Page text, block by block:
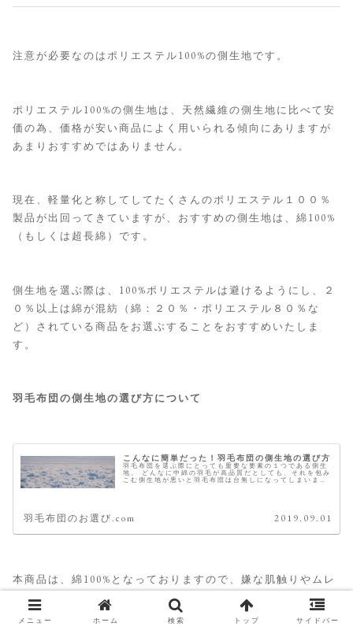
注意が必要なのはポリエステル100%の側生地です。
ポリエステル100%の側生地は、天然繊維の側生地に比べて安
価の為、価格が安い商品によく用いられる傾向にありますが
あまりおすすめではありません。
現在、軽量化と称してしてたくさんのポリエステル１００％
製品が出回ってきていますが、おすすめの側生地は、綿100%
（もしくは超長綿）です。
側生地を選ぶ際は、100%ポリエステルは避けるようにし、２
０％以上は綿が混紡（綿：２０％・ポリエステル８０％な
ど）されている商品をお選ぶすることをおすすめいたしま
す。
羽毛布団の側生地の選び方について
こんなに簡単だった！羽毛布団の側生地の選び方
羽毛布団を選ぶ際にとっても重要な要素の１つである側生
地。 どんなに中綿の羽毛が高品質だとしても、それを包み
こむ側生地が悪いと羽毛布団は台無しになってしまいま
羽毛布団のお選び.com 2019.09.01
本商品は、綿100%となっておりますので、嫌な肌触りやムレ
感を感じることなく眠りにつくことができるでしょう。
メニュー ホーム 検索 トップ サイドバー